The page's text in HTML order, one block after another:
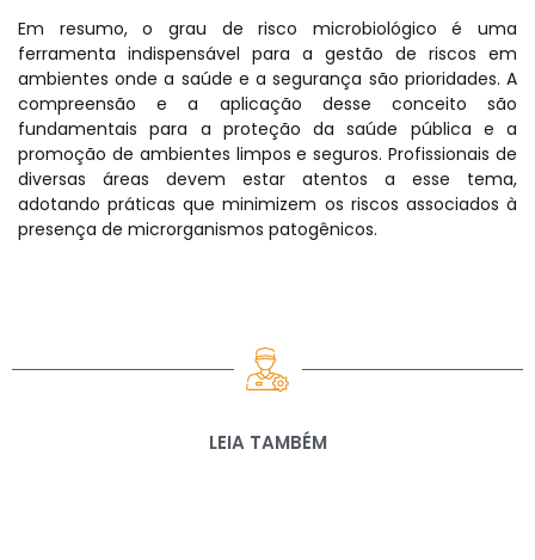
Em resumo, o grau de risco microbiológico é uma
ferramenta indispensável para a gestão de riscos em
ambientes onde a saúde e a segurança são prioridades. A
compreensão e a aplicação desse conceito são
fundamentais para a proteção da saúde pública e a
promoção de ambientes limpos e seguros. Profissionais de
diversas áreas devem estar atentos a esse tema,
adotando práticas que minimizem os riscos associados à
presença de microrganismos patogênicos.
LEIA TAMBÉM